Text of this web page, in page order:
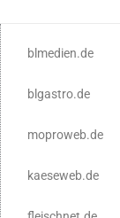
blmedien.de
blgastro.de
moproweb.de
kaeseweb.de